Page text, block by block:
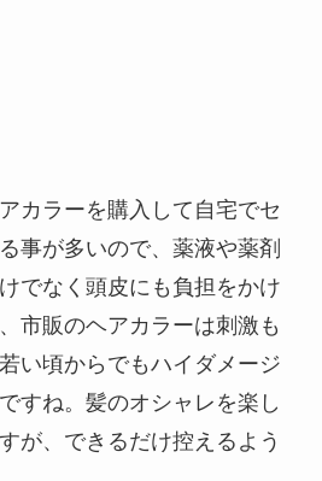
カラーを購入して自宅でセ
事が多いので、薬液や薬剤
でなく頭皮にも負担をかけ
市販のヘアカラーは刺激も
い頃からでもハイダメージ
すね。髪のオシャレを楽し
が、できるだけ控えるよう